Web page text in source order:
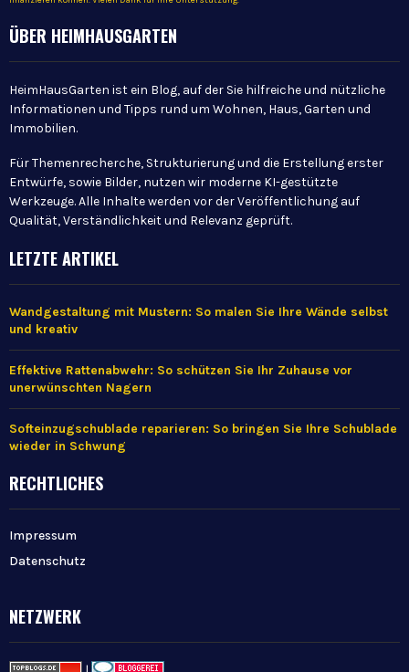
ÜBER HEIMHAUSGARTEN
HeimHausGarten ist ein Blog, auf der Sie hilfreiche und nützliche
Informationen und Tipps rund um Wohnen, Haus, Garten und
Immobilien.
Für Themenrecherche, Strukturierung und die Erstellung erster
Entwürfe, sowie Bilder, nutzen wir moderne KI-gestützte
Werkzeuge. Alle Inhalte werden vor der Veröffentlichung auf
Qualität, Verständlichkeit und Relevanz geprüft.
LETZTE ARTIKEL
Wandgestaltung mit Mustern: So malen Sie Ihre Wände selbst
und kreativ
Effektive Rattenabwehr: So schützen Sie Ihr Zuhause vor
unerwünschten Nagern
Softeinzugschublade reparieren: So bringen Sie Ihre Schublade
wieder in Schwung
RECHTLICHES
Impressum
Datenschutz
NETZWERK